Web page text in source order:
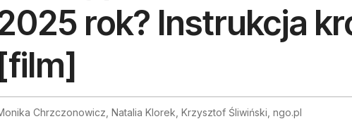
rok? Instrukcja
[film]
Chrzczonowicz, Natalia Klorek, Krzysztof Śliwiński, ngo.pl